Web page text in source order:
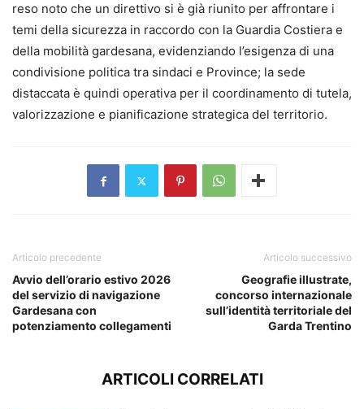
reso noto che un direttivo si è già riunito per affrontare i
temi della sicurezza in raccordo con la Guardia Costiera e
della mobilità gardesana, evidenziando l’esigenza di una
condivisione politica tra sindaci e Province; la sede
distaccata è quindi operativa per il coordinamento di tutela,
valorizzazione e pianificazione strategica del territorio.
Articolo precedente
Avvio dell’orario estivo 2026
del servizio di navigazione
Gardesana con
potenziamento collegamenti
Articolo successivo
Geografie illustrate,
concorso internazionale
sull’identità territoriale del
Garda Trentino
ARTICOLI CORRELATI